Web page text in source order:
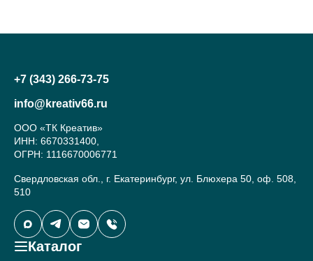
Каталог
+7 (343) 266-73-75
info@kreativ66.ru
ООО «ТК Креатив»
ИНН: 6670331400,
ОГРН: 1116670006771
Свердловская обл., г. Екатеринбург, ул. Блюхера 50, оф. 508,
510